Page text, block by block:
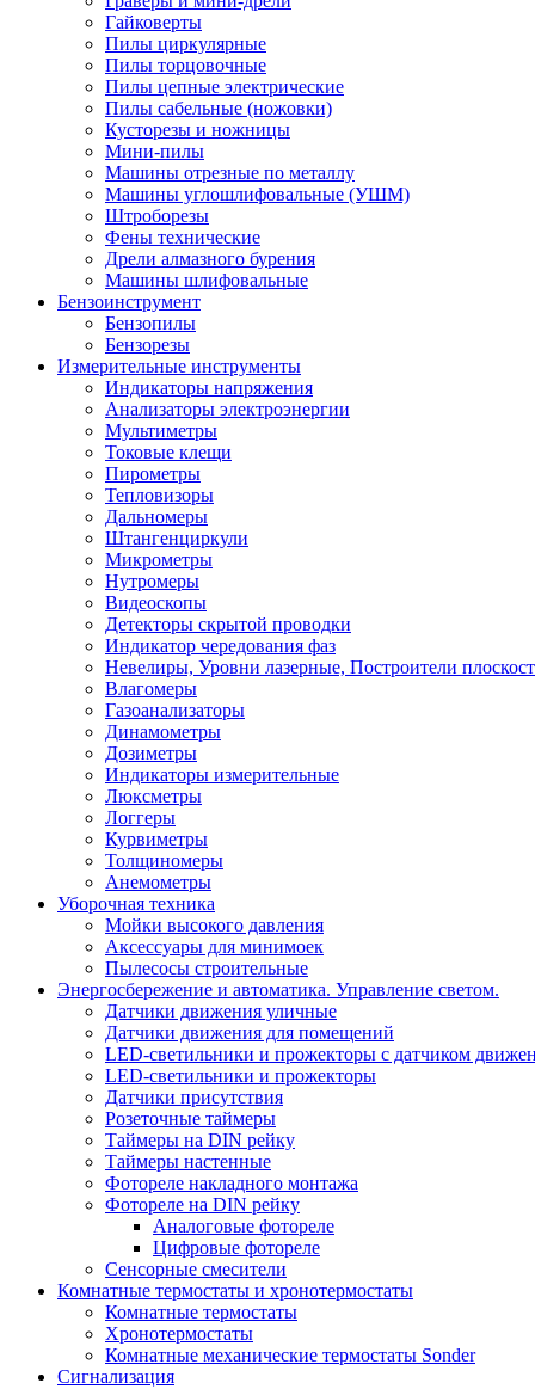
Гайковерты
Пилы циркулярные
Пилы торцовочные
Пилы цепные электрические
Пилы сабельные (ножовки)
Кусторезы и ножницы
Мини-пилы
Машины отрезные по металлу
Машины углошлифовальные (УШМ)
Штроборезы
Фены технические
Дрели алмазного бурения
Машины шлифовальные
Бензоинструмент
Бензопилы
Бензорезы
Измерительные инструменты
Индикаторы напряжения
Анализаторы электроэнергии
Мультиметры
Токовые клещи
Пирометры
Тепловизоры
Дальномеры
Штангенциркули
Микрометры
Нутромеры
Видеоскопы
Детекторы скрытой проводки
Индикатор чередования фаз
Невелиры, Уровни лазерные, Построители
Влагомеры
Газоанализаторы
Динамометры
Дозиметры
Индикаторы измерительные
Люксметры
Логгеры
Курвиметры
Толщиномеры
Анемометры
Уборочная техника
Мойки высокого давления
Аксессуары для минимоек
Пылесосы строительные
Энергосбережение и автоматика. Управление светом.
Датчики движения уличные
Датчики движения для помещений
LED-светильники и прожекторы с датчиком
LED-светильники и прожекторы
Датчики присутствия
Розеточные таймеры
Таймеры на DIN рейку
Таймеры настенные
Фотореле накладного монтажа
Фотореле на DIN рейку
Аналоговые фотореле
Цифровые фотореле
Сенсорные смесители
Комнатные термостаты и хронотермостаты
Комнатные термостаты
Хронотермостаты
Комнатные механические термостаты Sonder
Сигнализация